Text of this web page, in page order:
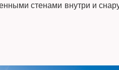
стенами внутри и